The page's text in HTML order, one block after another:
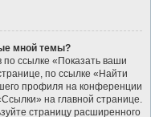
мной темы?
ссылке «Показать ваши
по ссылке «Найти
профиля на конференции
на главной странице.
страницу расширенного